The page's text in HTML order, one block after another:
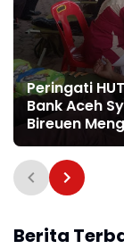
Peringati
Bank Aceh
Bireuen
153 Kantong
Sumbangkan
Masyarakat
Berita